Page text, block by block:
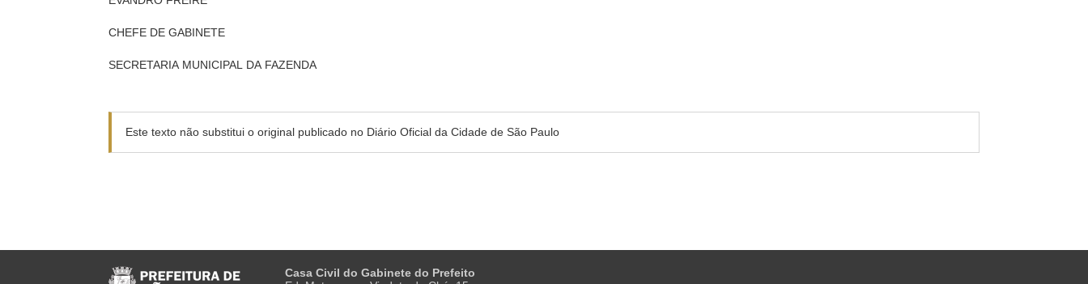
CHEFE DE GABINETE
SECRETARIA MUNICIPAL DA FAZENDA
Este texto não substitui o original publicado no Diário Oficial da Cidade de São Paulo
Casa Civil do Gabinete do Prefeito